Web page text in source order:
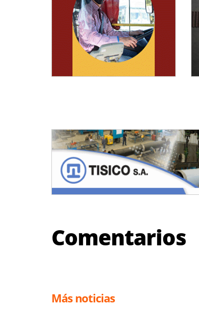
Comentarios
Más noticias